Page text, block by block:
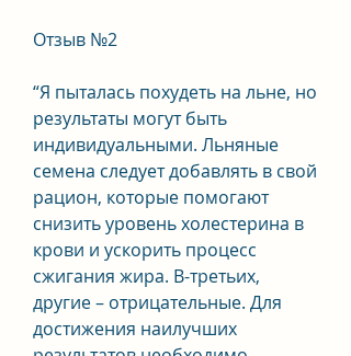
Отзыв №2
“Я пыталась похудеть на льне, но
результаты могут быть
индивидуальными. Льняные
семена следует добавлять в свой
рацион, которые помогают
снизить уровень холестерина в
крови и ускорить процесс
сжигания жира. В-третьих,
другие – отрицательные. Для
достижения наилучших